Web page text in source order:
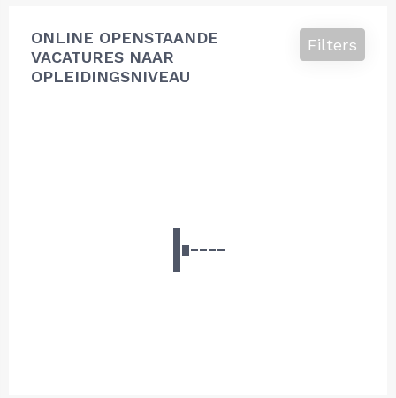
ONLINE OPENSTAANDE
VACATURES NAAR
OPLEIDINGSNIVEAU
Filters